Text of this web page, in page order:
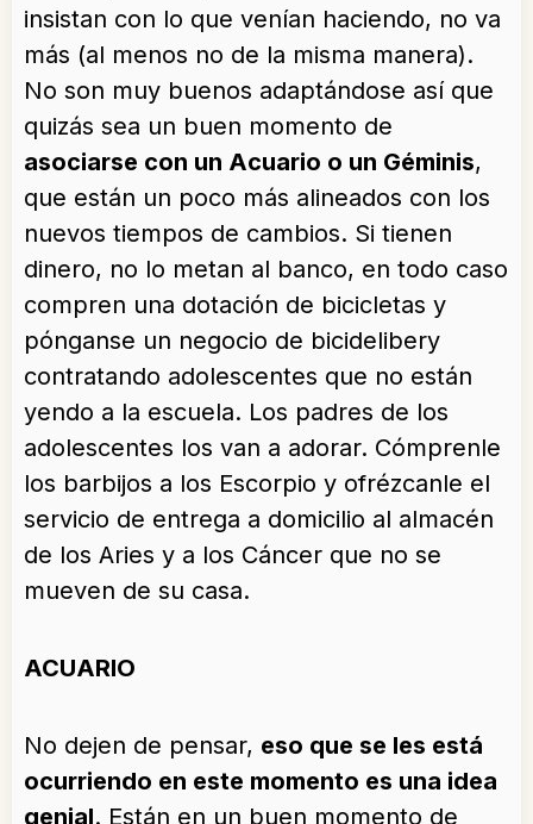
insistan con lo que venían haciendo, no va
más (al menos no de la misma manera).
No son muy buenos adaptándose así que
quizás sea un buen momento de
asociarse con un Acuario o un Géminis,
que están un poco más alineados con los
nuevos tiempos de cambios. Si tienen
dinero, no lo metan al banco, en todo caso
compren una dotación de bicicletas y
pónganse un negocio de bicidelibery
contratando adolescentes que no están
yendo a la escuela. Los padres de los
adolescentes los van a adorar. Cómprenle
los barbijos a los Escorpio y ofrézcanle el
servicio de entrega a domicilio al almacén
de los Aries y a los Cáncer que no se
mueven de su casa.
ACUARIO
No dejen de pensar, eso que se les está
ocurriendo en este momento es una idea
genial. Están en un buen momento de